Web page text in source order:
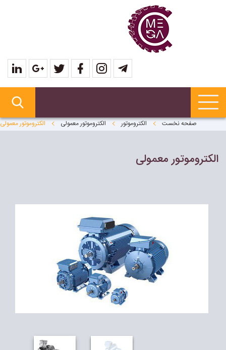
صفحه نخست الکتروموتور الکتروموتور معمولی الكتروموتور معمولى
الكتروموتور معمولى